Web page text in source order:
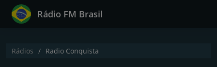
Rádio FM Brasil
Rádios Radio Conquista